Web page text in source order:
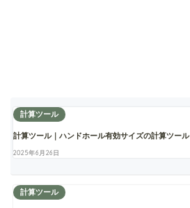
計算ツール
計算ツール｜ハンドホール有効サイズの計算ツール
2025年6月26日
計算ツール